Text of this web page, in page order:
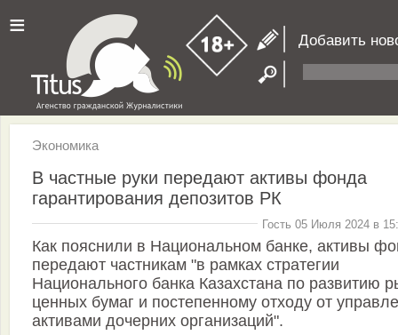
≡ Добавить
Экономика
В частные руки передают активы фонда
гарантирования депозитов РК
Гость 05 Июля 2024 в
Как пояснили в Национальном банке, активы
передают частникам "в рамках стратегии
Национального банка Казахстана по развитию
ценных бумаг и постепенному отходу от
активами дочерних организаций".